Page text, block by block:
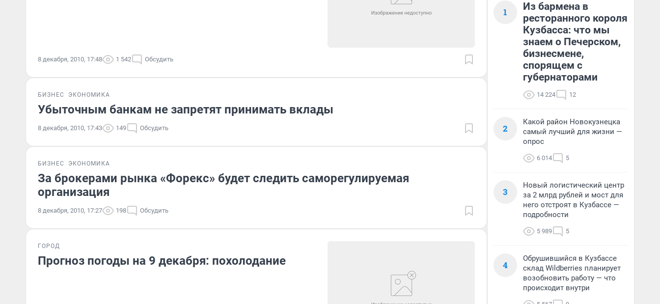
8 декабря, 2010, 17:48 1 542 Обсудить
БИЗНЕС ЭКОНОМИКА
Убыточным банкам не запретят принимать вклады
8 декабря, 2010, 17:43 149 Обсудить
БИЗНЕС ЭКОНОМИКА
За брокерами рынка «Форекс» будет следить саморегулируемая
организация
8 декабря, 2010, 17:27 198 Обсудить
ГОРОД
Прогноз погоды на 9 декабря: похолодание
1
Из бармена в
ресторанного короля
Кузбасса: что мы
знаем о Печерском,
бизнесмене,
спорящем с
губернаторами
14 224 12
2
Какой район Новокузнецка
самый лучший для жизни —
опрос
6 014 5
3
Новый логистический центр
за 2 млрд рублей и мост для
него отстроят в Кузбассе —
подробности
5 989 5
4
Обрушившийся в Кузбассе
склад Wildberries планирует
возобновить работу — что
происходит внутри